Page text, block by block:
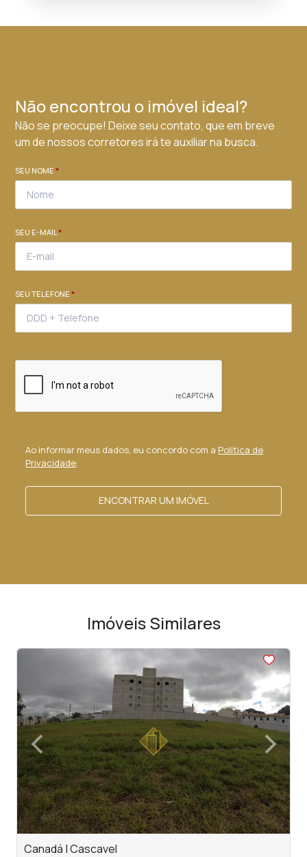
Não encontrou o imóvel ideal?
Não se preocupe! Deixe seu contato, que em breve
um de nossos corretores irá te auxiliar na busca.
SEU NOME*
SEU E-MAIL*
SEU TELEFONE*
Ao informar meus dados, eu concordo com a Política de
Privacidade.
ENCONTRAR UM IMÓVEL
Imóveis Similares
<
‹Previous ›
Next
Canadá | Cascavel